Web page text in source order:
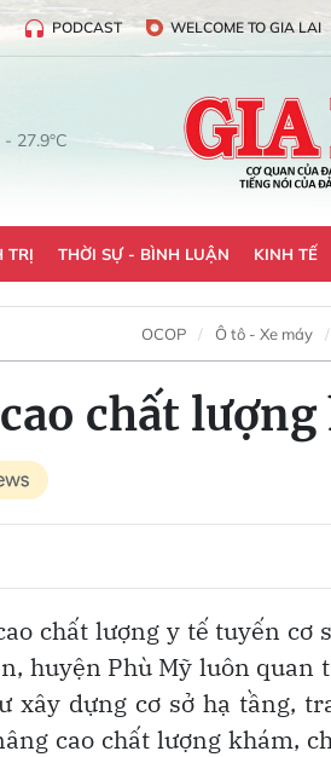
PODCAST WELCOME TO GIA LAI
- 27.9°C
TRỊ THỜI SỰ - BÌNH LUẬN KINH TẾ
OCOP Ô tô - Xe máy
chất
chất lượng y tế tuyến cơ
huyện Phù Mỹ luôn quan
xây dựng cơ sở hạ tầng,
cao chất lượng khám,